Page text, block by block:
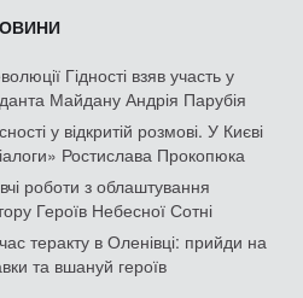
Гідності взяв участь у
Майдану Андрія Парубія
у відкритій розмові. У Києві
Ростислава Прокопюка
роботи з облаштування
Героїв Небесної Сотні
теракту в Оленівці: прийди на
та вшануй героїв